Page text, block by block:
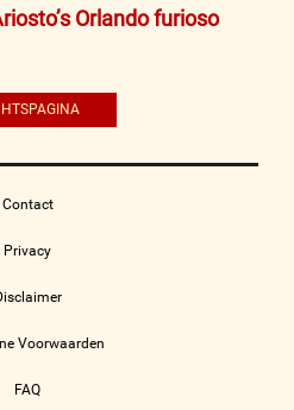
Orlando furioso
Contact
Privacy
Voorwaarden
FAQ